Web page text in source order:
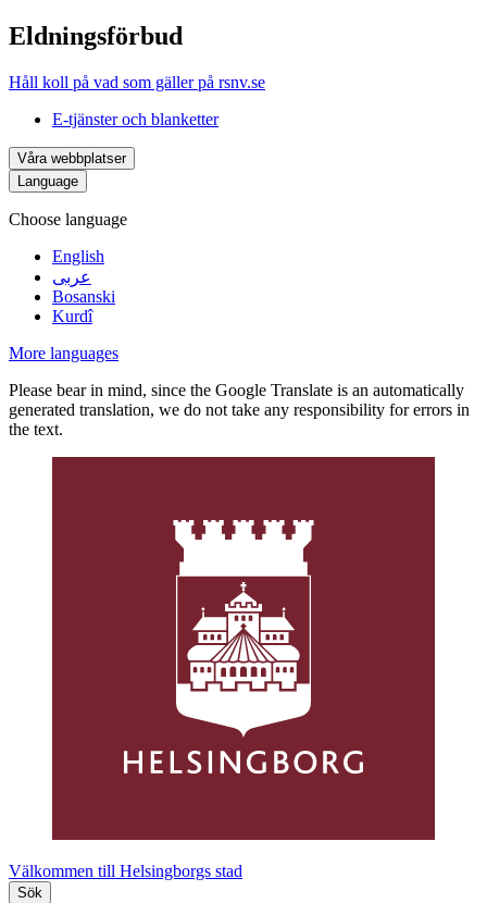
Eldningsförbud
Håll koll på vad som gäller på rsnv.se
E-tjänster och blanketter
Våra webbplatser
Language
Choose language
English
عربى
Bosanski
Kurdî
More languages
Please bear in mind, since the Google Translate is an automatically
generated translation, we do not take any responsibility for errors in
the text.
Välkommen till Helsingborgs stad
Sök